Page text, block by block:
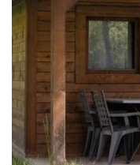
Les
2929 route du
+33 (4) 79 36